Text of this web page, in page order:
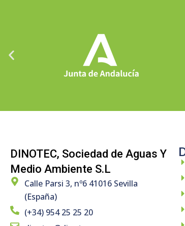
DINOTEC, Sociedad de Aguas Y
Medio Ambiente S.L
Calle Parsi 3, nº6 41016 Sevilla
(España)
(+34) 954 25 25 20